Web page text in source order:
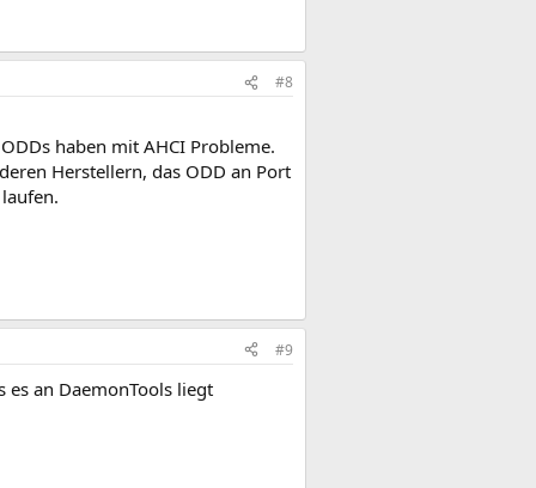
#8
haben mit AHCI Probleme.
Herstellern, das ODD an Port
#9
an DaemonTools liegt